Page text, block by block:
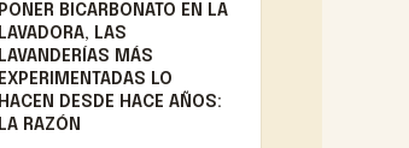
PONER BICARBONATO EN LA
LAVADORA, LAS
LAVANDERÍAS MÁS
EXPERIMENTADAS LO
HACEN DESDE HACE AÑOS:
LA RAZÓN